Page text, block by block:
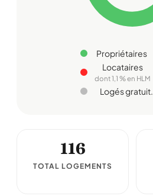
Propriétaires
Locataires
dont 1,1 % en HLM
Logés gratuit.
116
TOTAL LOGEMENTS